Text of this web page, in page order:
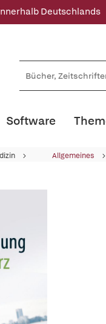
Deutschlands
Software
Allgemeines